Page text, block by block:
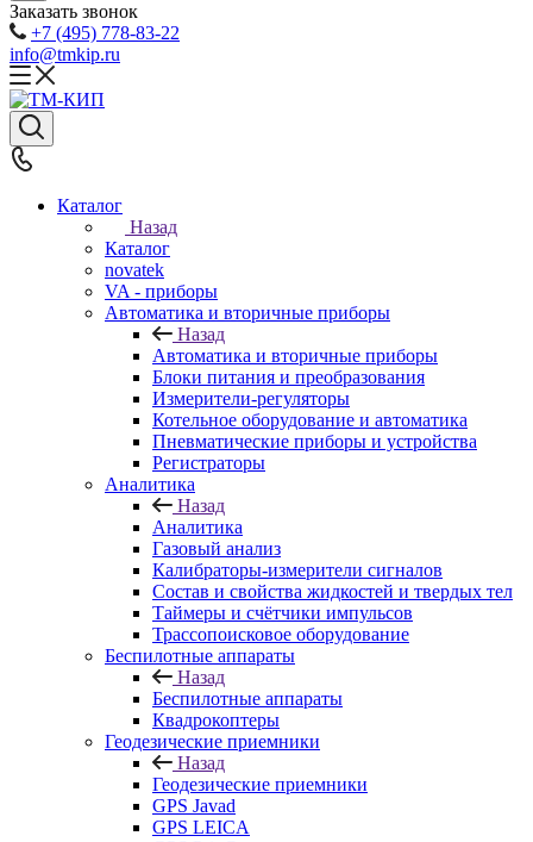
Заказать звонок
+7 (495) 778-83-22
info@tmkip.ru
Каталог
Назад
Каталог
novatek
VA - приборы
Автоматика и вторичные приборы
Назад
Автоматика и вторичные приборы
Блоки питания и преобразования
Измерители-регуляторы
Котельное оборудование и автоматика
Пневматические приборы и устройства
Регистраторы
Аналитика
Назад
Аналитика
Газовый анализ
Калибраторы-измерители сигналов
Состав и свойства жидкостей и твердых тел
Таймеры и счётчики импульсов
Трассопоисковое оборудование
Беспилотные аппараты
Назад
Беспилотные аппараты
Квадрокоптеры
Геодезические приемники
Назад
Геодезические приемники
GPS Javad
GPS LEICA